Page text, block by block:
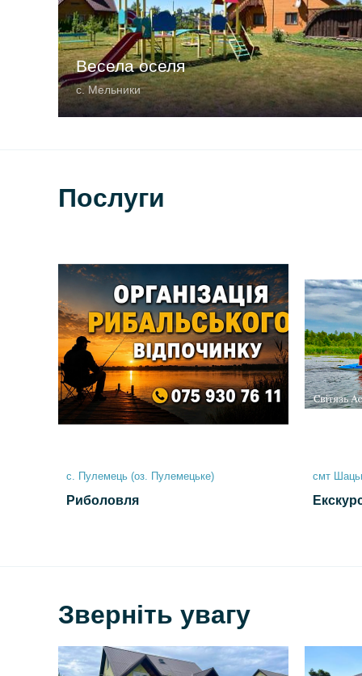
Весела оселя
с. Мельники
Послуги
с. Пулемець (оз. Пулемецьке)
Риболовля
смт
Зверніть увагу